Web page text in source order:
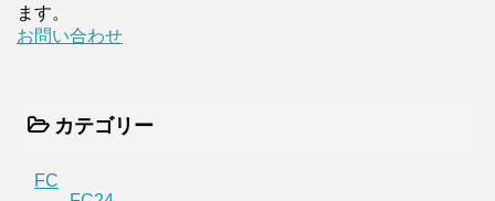
ます。
お問い合わせ
カテゴリー
FC